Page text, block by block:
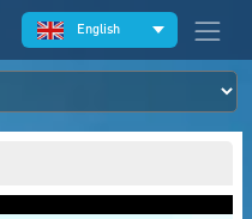
English